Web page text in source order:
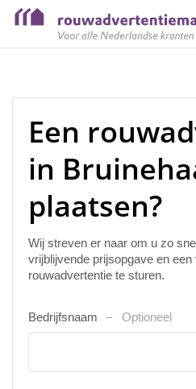
Een
in
plaatsen?
Wij streven er naar om u zo
vrijblijvende prijsopgave en
rouwadvertentie te sturen.
Bedrijfsnaam Optioneel